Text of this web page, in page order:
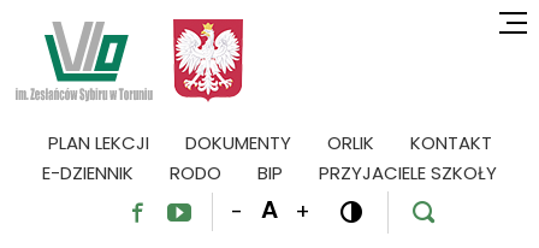
PLAN LEKCJI DOKUMENTY ORLIK
KONTAKT
E-DZIENNIK
RODO BIP PRZYJACIELE SZKOŁY
  - A +  